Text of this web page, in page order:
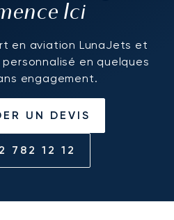
Ici
en aviation LunaJets et
en quelques
engagement.
UN DEVIS
782 12 12